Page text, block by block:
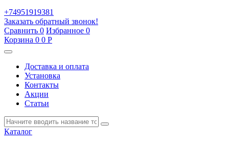
+74951919381
Заказать обратный звонок!
Сравнить 0 Избранное 0
Корзина 0 0 Р
Доставка и оплата
Установка
Контакты
Акции
Статьи
Каталог